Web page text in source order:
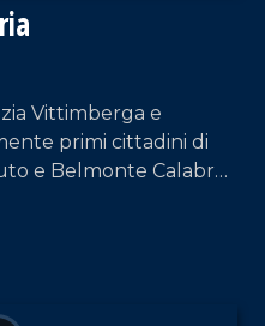
Vittimberga e
primi cittadini di
e Belmonte Calabro)